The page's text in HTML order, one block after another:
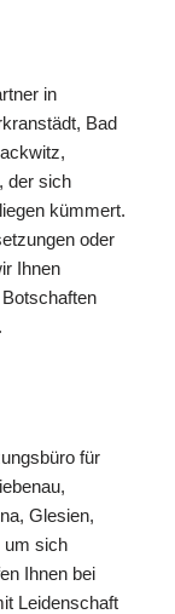
in
Bad
der sich
kümmert.
oder
Ihnen
für
Glesien,
um sich
Ihnen bei
Leidenschaft